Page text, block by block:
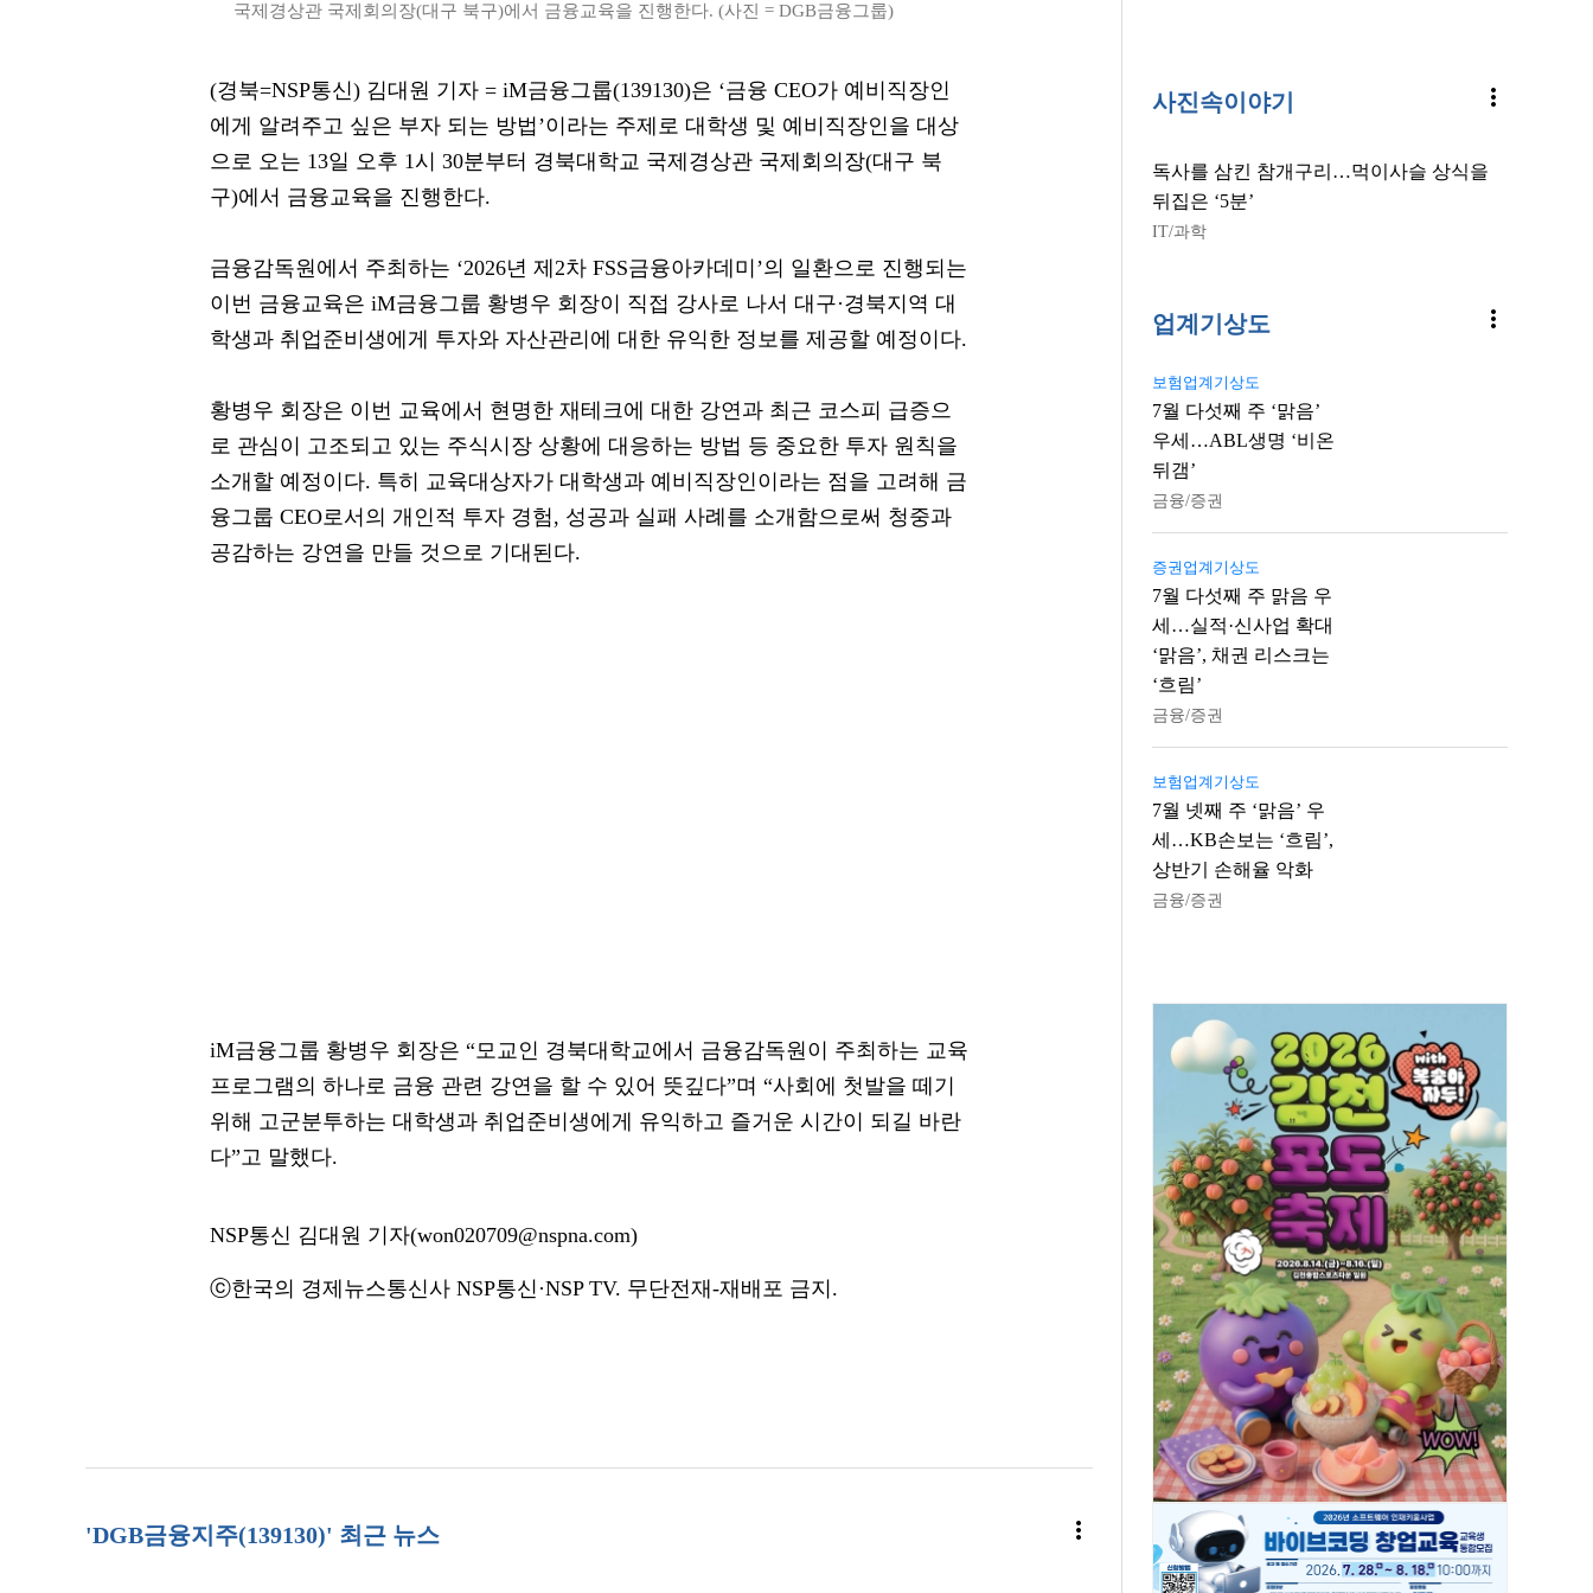
국제경상관 국제회의장(대구 북구)에서 금융교육을 진행한다. (사진 = DGB금융그룹)
(경북=NSP통신) 김대원 기자 = iM금융그룹(139130)은 ‘금융 CEO가 예비직장인
에게 알려주고 싶은 부자 되는 방법’이라는 주제로 대학생 및 예비직장인을 대상
으로 오는 13일 오후 1시 30분부터 경북대학교 국제경상관 국제회의장(대구 북
구)에서 금융교육을 진행한다.
금융감독원에서 주최하는 ‘2026년 제2차 FSS금융아카데미’의 일환으로 진행되는
이번 금융교육은 iM금융그룹 황병우 회장이 직접 강사로 나서 대구·경북지역 대
학생과 취업준비생에게 투자와 자산관리에 대한 유익한 정보를 제공할 예정이다.
황병우 회장은 이번 교육에서 현명한 재테크에 대한 강연과 최근 코스피 급증으
로 관심이 고조되고 있는 주식시장 상황에 대응하는 방법 등 중요한 투자 원칙을
소개할 예정이다. 특히 교육대상자가 대학생과 예비직장인이라는 점을 고려해 금
융그룹 CEO로서의 개인적 투자 경험, 성공과 실패 사례를 소개함으로써 청중과
공감하는 강연을 만들 것으로 기대된다.
iM금융그룹 황병우 회장은 “모교인 경북대학교에서 금융감독원이 주최하는 교육
프로그램의 하나로 금융 관련 강연을 할 수 있어 뜻깊다”며 “사회에 첫발을 떼기
위해 고군분투하는 대학생과 취업준비생에게 유익하고 즐거운 시간이 되길 바란
다”고 말했다.
NSP통신 김대원 기자(won020709@nspna.com)
ⓒ한국의 경제뉴스통신사 NSP통신·NSP TV. 무단전재-재배포 금지.
'DGB금융지주(139130)' 최근 뉴스 more_vert
사진속이야기 more_vert
독사를 삼킨 참개구리…먹이사슬 상식을
뒤집은 ‘5분’
IT/과학
업계기상도 more_vert
보험업계기상도
7월 다섯째 주 ‘맑음’
우세…ABL생명 ‘비온
뒤갬’
금융/증권
증권업계기상도
7월 다섯째 주 맑음 우
세…실적·신사업 확대
‘맑음’, 채권 리스크는
‘흐림’
금융/증권
보험업계기상도
7월 넷째 주 ‘맑음’ 우
세…KB손보는 ‘흐림’,
상반기 손해율 악화
금융/증권